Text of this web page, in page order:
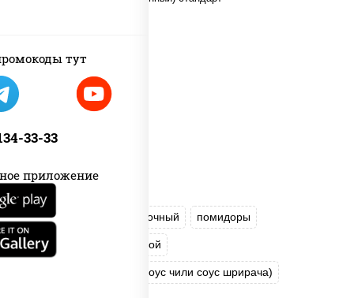
тут
33-33
приложение
рис сыр сливочный помидоры
куриная грудка с паприкой
соус "Спайс" (майонез соус чили соус шрирача)